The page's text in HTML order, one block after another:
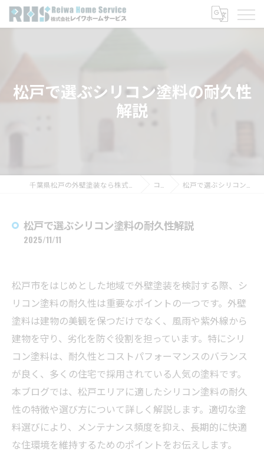
松戸で選ぶシリコン塗料の耐久性
解説
コラム 松戸で選ぶシリコン塗料の耐久性解説
松戸で選ぶシリコン塗料の耐久性解説
2025/11/11
松戸市をはじめとした地域で外壁塗装を検討する際、シ
リコン塗料の耐久性は重要なポイントの一つです。外壁
塗料は建物の美観を保つだけでなく、風雨や紫外線から
建物を守り、劣化を防ぐ役割を担っています。特にシリ
コン塗料は、耐久性とコストパフォーマンスのバランス
が良く、多くの住宅で採用されている人気の塗料です。
本ブログでは、松戸エリアに適したシリコン塗料の耐久
性の特徴や選び方について詳しく解説します。適切な塗
料選びにより、メンテナンス頻度を抑え、長期的に快適
な住環境を維持するためのポイントをお伝えします。